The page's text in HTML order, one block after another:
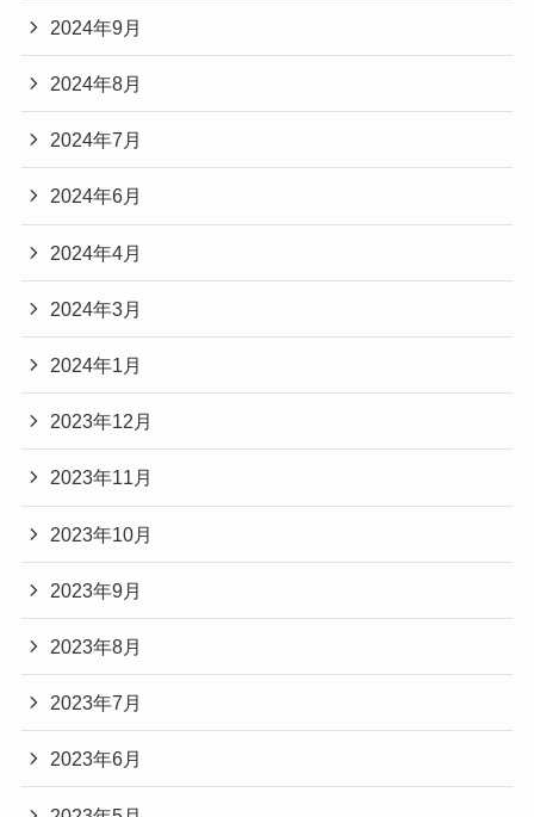
2024年9月
2024年8月
2024年7月
2024年6月
2024年4月
2024年3月
2024年1月
2023年12月
2023年11月
2023年10月
2023年9月
2023年8月
2023年7月
2023年6月